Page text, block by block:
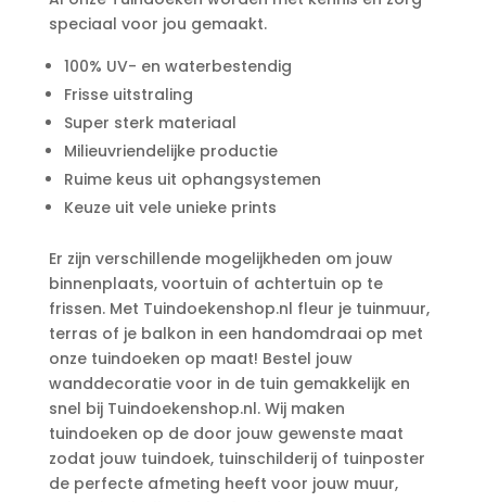
speciaal voor jou gemaakt.
100% UV- en waterbestendig
Frisse uitstraling
Super sterk materiaal
Milieuvriendelijke productie
Ruime keus uit ophangsystemen
Keuze uit vele unieke prints
Er zijn verschillende mogelijkheden om jouw
binnenplaats, voortuin of achtertuin op te
frissen. Met Tuindoekenshop.nl fleur je tuinmuur,
terras of je balkon in een handomdraai op met
onze tuindoeken op maat! Bestel jouw
wanddecoratie voor in de tuin gemakkelijk en
snel bij Tuindoekenshop.nl. Wij maken
tuindoeken op de door jouw gewenste maat
zodat jouw tuindoek, tuinschilderij of tuinposter
de perfecte afmeting heeft voor jouw muur,